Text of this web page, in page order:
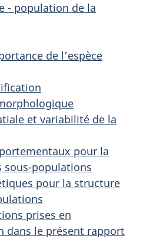
- population de la
de l’espèce
et variabilité de la
pour la
sous-populations
pour la structure
prises en
dans le présent rapport